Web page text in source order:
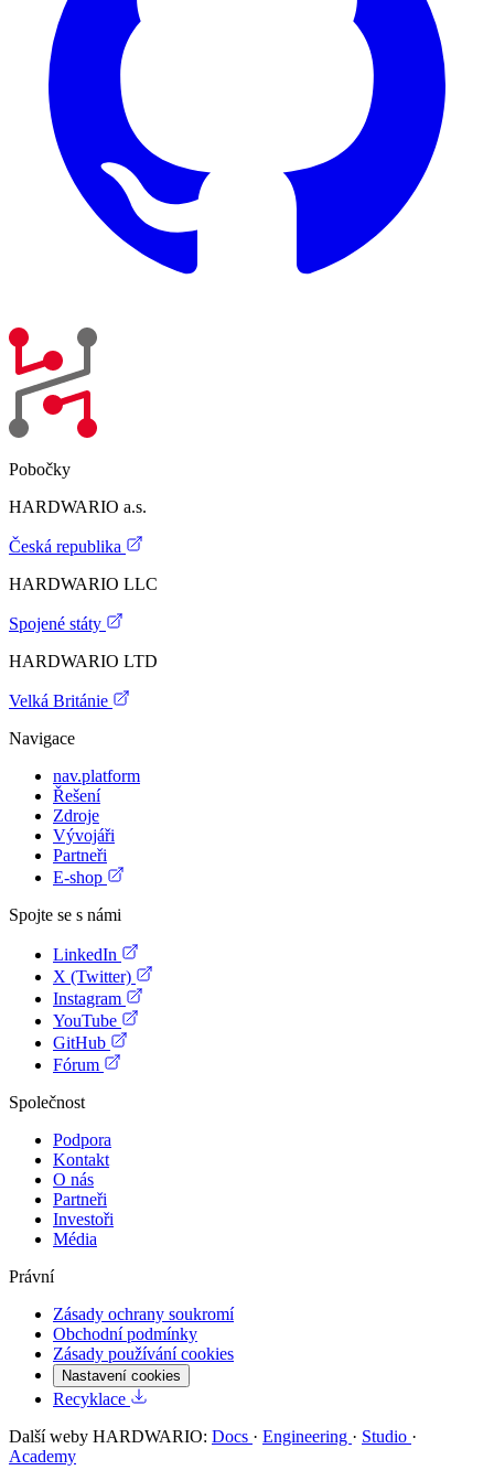
Pobočky
HARDWARIO a.s.
Česká republika
HARDWARIO LLC
Spojené státy
HARDWARIO LTD
Velká Británie
Navigace
nav.platform
Řešení
Zdroje
Vývojáři
Partneři
E-shop
Spojte se s námi
LinkedIn
X (Twitter)
Instagram
YouTube
GitHub
Fórum
Společnost
Podpora
Kontakt
O nás
Partneři
Investoři
Média
Právní
Zásady ochrany soukromí
Obchodní podmínky
Zásady používání cookies
Nastavení cookies
Recyklace
Další weby HARDWARIO: Docs · Engineering · Studio ·
Academy